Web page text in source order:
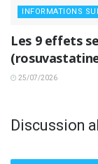
INFORMATIONS
Les 9 effets
25/07/2026
Discussion